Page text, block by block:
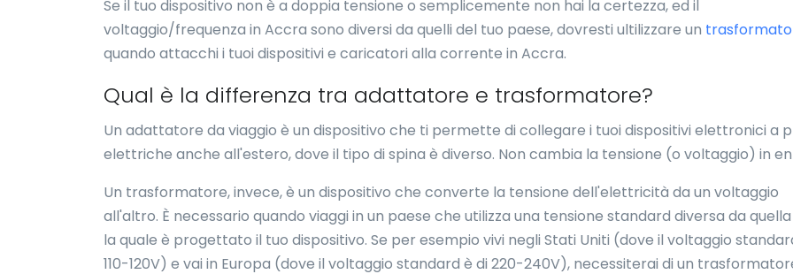
Se il tuo dispositivo non è a doppia tensione o semplicemente non hai la certezza, ed il
voltaggio/frequenza in Accra sono diversi da quelli del tuo paese, dovresti ultilizzare un
quando attacchi i tuoi dispositivi e caricatori alla corrente in Accra.
Qual è la differenza tra adattatore e trasformatore?
Un adattatore da viaggio è un dispositivo che ti permette di collegare i tuoi dispositivi elettronici a
elettriche anche all'estero, dove il tipo di spina è diverso. Non cambia la tensione (o voltaggio) in
Un trasformatore, invece, è un dispositivo che converte la tensione dell'elettricità da un voltaggio
all'altro. È necessario quando viaggi in un paese che utilizza una tensione standard diversa da
la quale è progettato il tuo dispositivo. Se per esempio vivi negli Stati Uniti (dove il voltaggio
110-120V) e vai in Europa (dove il voltaggio standard è di 220-240V), necessiterai di un